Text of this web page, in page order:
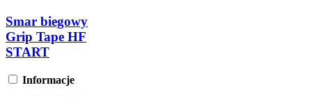
Smar biegowy
Grip Tape HF
START
Informacje